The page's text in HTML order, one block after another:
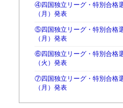
④四国独立リーグ・特別合格
（月）発表
⑤四国独立リーグ・特別合格
（月）発表
⑥四国独立リーグ・特別合格
（火）発表
⑦四国独立リーグ・特別合格
（月）発表